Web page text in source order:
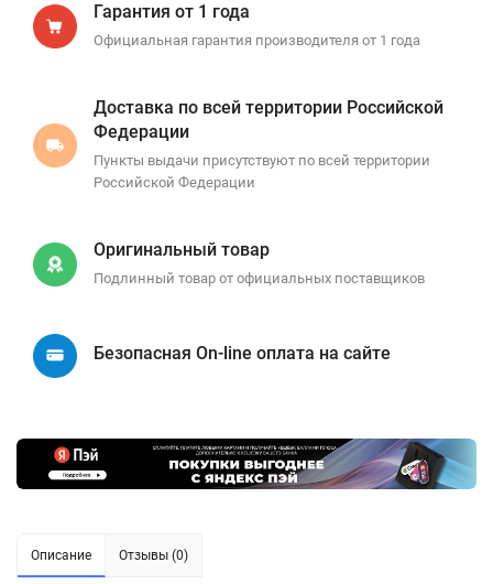
Гарантия от 1 года
Официальная гарантия производителя от 1 года
Доставка по всей территории Российской
Федерации
Пункты выдачи присутствуют по всей территории
Российской Федерации
Оригинальный товар
Подлинный товар от официальных поставщиков
Безопасная On-line оплата на сайте
Описание Отзывы (0)